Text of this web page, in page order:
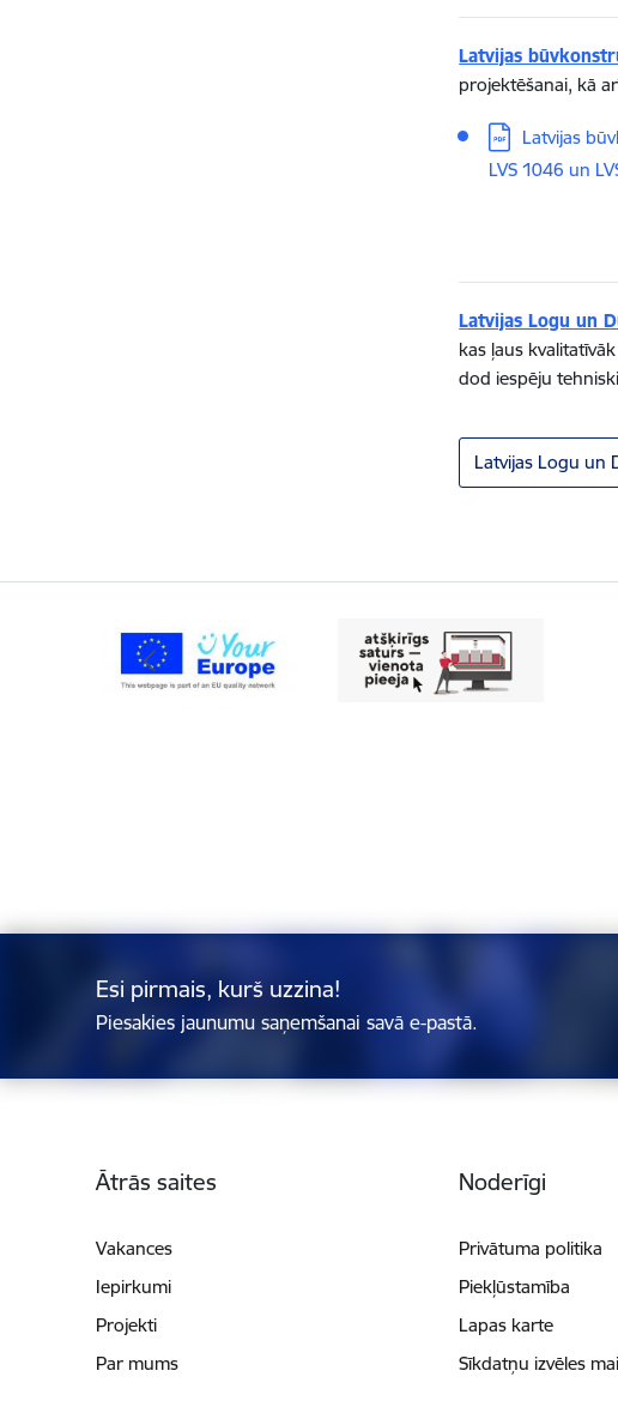
Latvijas
projektēšanai, kā
Lejupielādēt:
Latvijas
LVS 1046 un
Latvijas Logu un
kas ļaus
dod iespēju
Latvijas Logu un
Esi pirmais, kurš uzzina!
Piesakies jaunumu saņemšanai savā e-pastā.
Ātrās saites
Vakances
Iepirkumi
Projekti
Par mums
Noderīgi
Privātuma politika
Piekļūstamība
Lapas karte
Sīkdatņu izvēles